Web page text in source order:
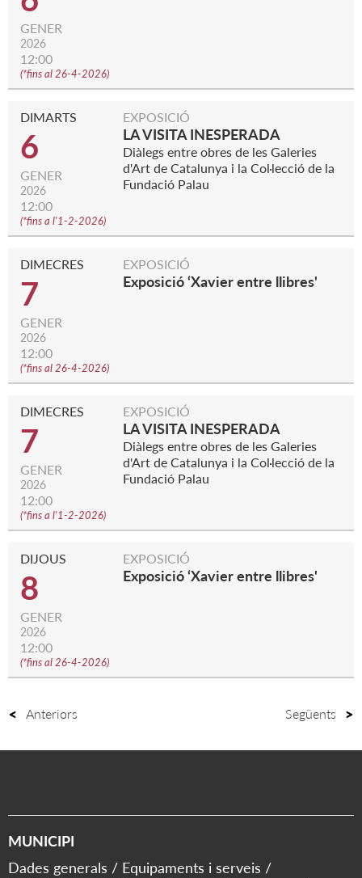
GENER
2026
12:00
(*fins al 26-4-2026)
DIMARTS
6
GENER
2026
12:00
(*fins a l'1-2-2026)
EXPOSICIÓ
LA VISITA INESPERADA
Diàlegs entre obres de les Galeries
d'Art de Catalunya i la Col·lecció de la
Fundació Palau
DIMECRES
7
GENER
2026
12:00
(*fins al 26-4-2026)
EXPOSICIÓ
Exposició ‘Xavier entre llibres'
DIMECRES
7
GENER
2026
12:00
(*fins a l'1-2-2026)
EXPOSICIÓ
LA VISITA INESPERADA
Diàlegs entre obres de les Galeries
d'Art de Catalunya i la Col·lecció de la
Fundació Palau
DIJOUS
8
GENER
2026
12:00
(*fins al 26-4-2026)
EXPOSICIÓ
Exposició ‘Xavier entre llibres'
Anteriors Següents
MUNICIPI
Dades generals
Equipaments i serveis